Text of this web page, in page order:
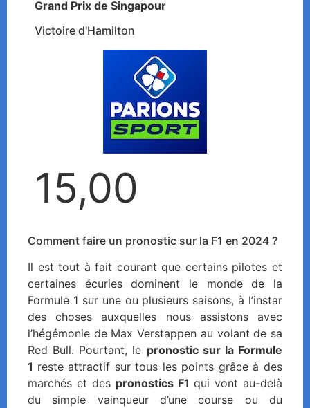
Grand Prix de Singapour
Victoire d'Hamilton
15,00
Comment faire un pronostic sur la F1 en 2024 ?
Il est tout à fait courant que certains pilotes et
certaines écuries dominent le monde de la
Formule 1 sur une ou plusieurs saisons, à l’instar
des choses auxquelles nous assistons avec
l’hégémonie de Max Verstappen au volant de sa
Red Bull. Pourtant, le pronostic sur la Formule
1 reste attractif sur tous les points grâce à des
marchés et des pronostics F1 qui vont au-delà
du simple vainqueur d’une course ou du